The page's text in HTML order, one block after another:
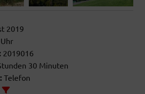
2019
2019016
30 Minuten
Telefon